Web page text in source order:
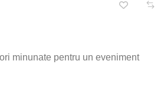
minunate pentru un eveniment